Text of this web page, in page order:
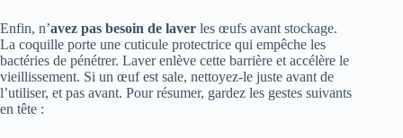
Enfin, n’avez pas besoin de laver les œufs avant stockage.
La coquille porte une cuticule protectrice qui empêche les
bactéries de pénétrer. Laver enlève cette barrière et accélère le
vieillissement. Si un œuf est sale, nettoyez‑le juste avant de
l’utiliser, et pas avant. Pour résumer, gardez les gestes suivants
en tête :